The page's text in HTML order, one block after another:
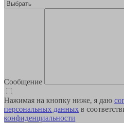
Сообщение
Нажимая на кнопку ниже, я даю
персональных данных в
конфиденциальности